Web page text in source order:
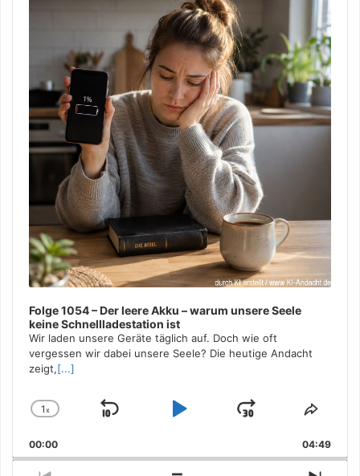
Folge 1054 – Der leere Akku – warum unsere Seele
keine Schnellladestation ist
Wir laden unsere Geräte täglich auf. Doch wie oft
vergessen wir dabei unsere Seele? Die heutige Andacht
zeigt,[...]
Change
Rate
1x
Skip
Play
Jump
Forward
Share
00:00 04:49